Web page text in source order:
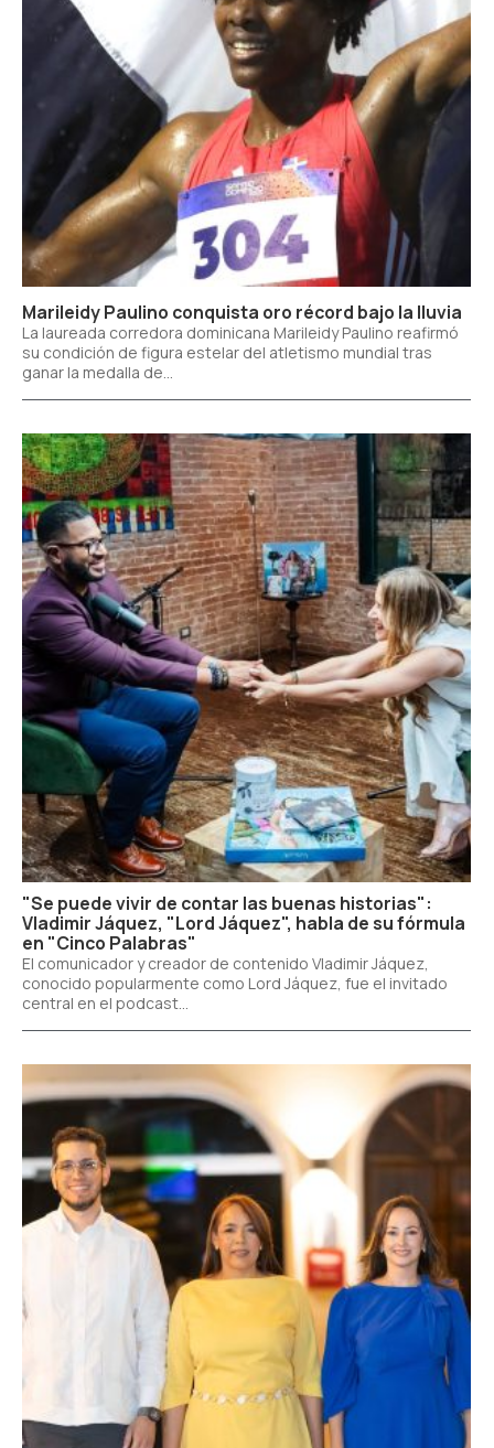
Marileidy Paulino conquista oro récord bajo la lluvia
La laureada corredora dominicana Marileidy Paulino reafirmó
su condición de figura estelar del atletismo mundial tras
ganar la medalla de...
"Se puede vivir de contar las buenas historias":
Vladimir Jáquez, "Lord Jáquez", habla de su fórmula
en "Cinco Palabras"
El comunicador y creador de contenido Vladimir Jáquez,
conocido popularmente como Lord Jáquez, fue el invitado
central en el podcast...